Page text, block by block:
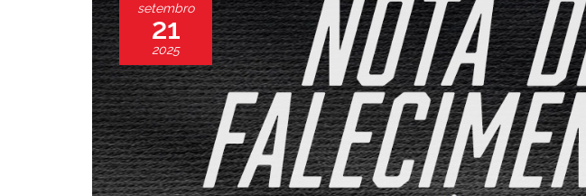
setembro
21
2025